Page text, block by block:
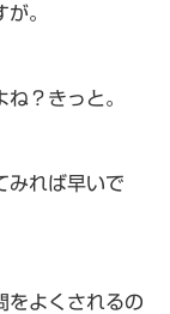
。
？きっと。
みれば早いで
をよくされるの